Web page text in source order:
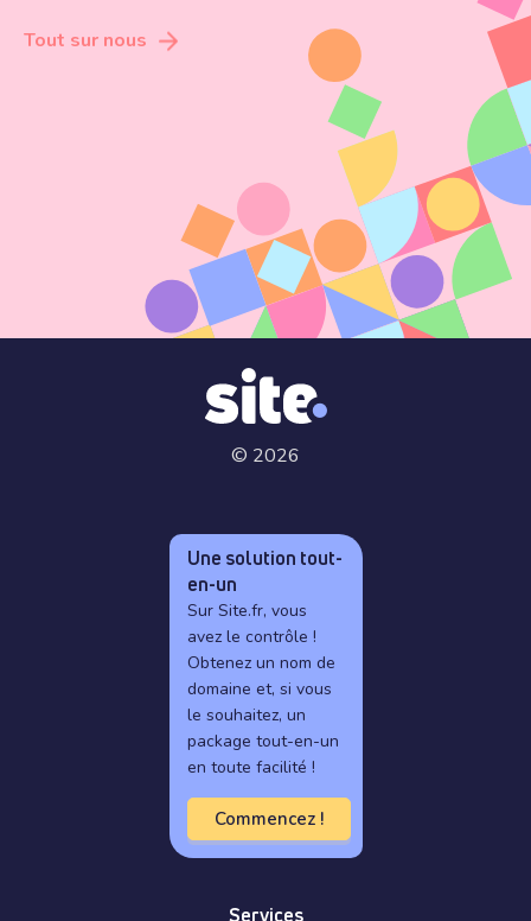
Tout sur nous
© 2026
Une solution tout-
en-un
Sur Site.fr, vous
avez le contrôle !
Obtenez un nom de
domaine et, si vous
le souhaitez, un
package tout-en-un
en toute facilité !
Commencez !
Services